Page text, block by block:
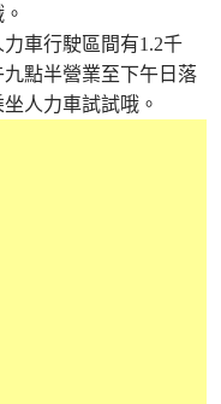
車行駛區間有1.2千
點半營業至下午日落
人力車試試哦。